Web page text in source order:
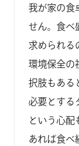
我が家の食
せん。食べ
求められる
環境保全の
択肢もある
必要とする
という心配
あれば食べ